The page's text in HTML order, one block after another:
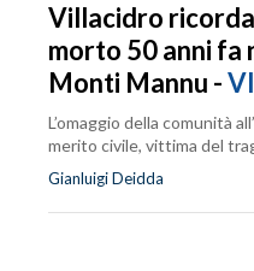
Villacidro
morto 50 anni fa
Monti Mannu -
L’omaggio della comunità
merito civile, vittima del
Gianluigi Deidda